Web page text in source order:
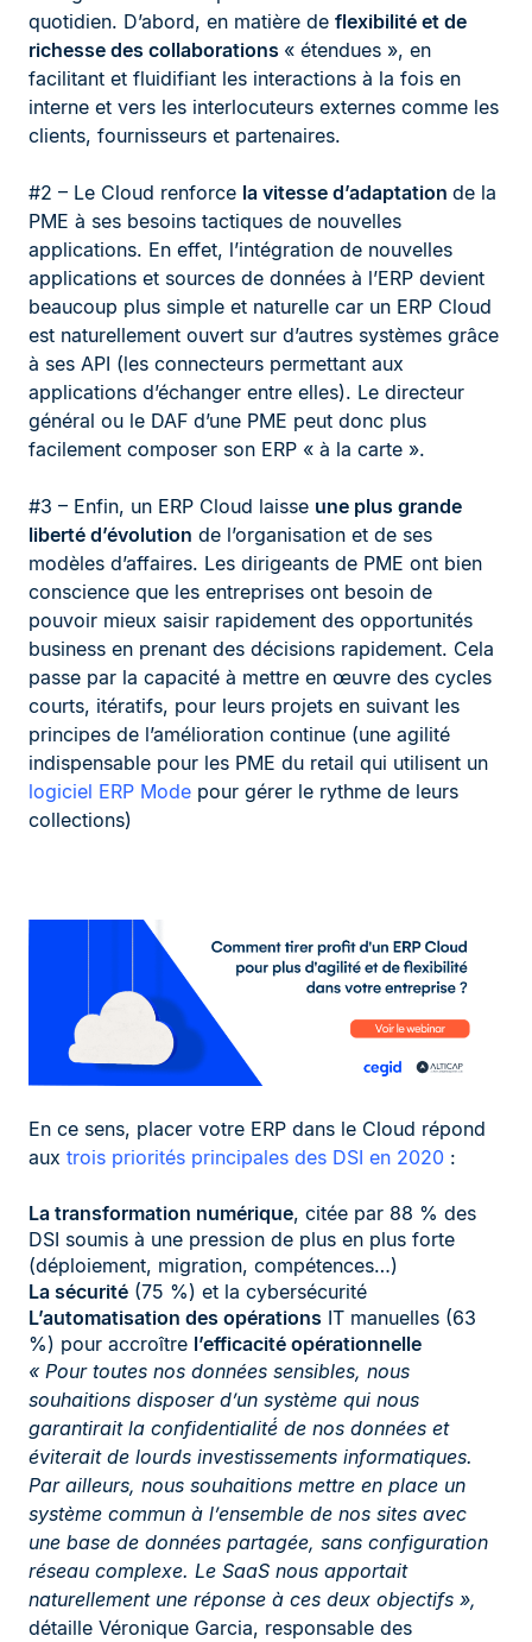
quotidien. D’abord, en matière de flexibilité et de
richesse des collaborations « étendues », en
facilitant et fluidifiant les interactions à la fois en
interne et vers les interlocuteurs externes comme les
clients, fournisseurs et partenaires.
#2 – Le Cloud renforce la vitesse d’adaptation de la
PME à ses besoins tactiques de nouvelles
applications. En effet, l’intégration de nouvelles
applications et sources de données à l’ERP devient
beaucoup plus simple et naturelle car un ERP Cloud
est naturellement ouvert sur d’autres systèmes grâce
à ses API (les connecteurs permettant aux
applications d’échanger entre elles). Le directeur
général ou le DAF d’une PME peut donc plus
facilement composer son ERP « à la carte ».
#3 – Enfin, un ERP Cloud laisse une plus grande
liberté d’évolution de l’organisation et de ses
modèles d’affaires. Les dirigeants de PME ont bien
conscience que les entreprises ont besoin de
pouvoir mieux saisir rapidement des opportunités
business en prenant des décisions rapidement. Cela
passe par la capacité à mettre en œuvre des cycles
courts, itératifs, pour leurs projets en suivant les
principes de l’amélioration continue (une agilité
indispensable pour les PME du retail qui utilisent un
logiciel ERP Mode pour gérer le rythme de leurs
collections)
En ce sens, placer votre ERP dans le Cloud répond
aux trois priorités principales des DSI en 2020 :
La transformation numérique, citée par 88 % des
DSI soumis à une pression de plus en plus forte
(déploiement, migration, compétences…)
La sécurité (75 %) et la cybersécurité
L’automatisation des opérations IT manuelles (63
%) pour accroître l’efficacité opérationnelle
« Pour toutes nos données sensibles, nous
souhaitions disposer d’un système qui nous
garantirait la confidentialité́ de nos données et
éviterait de lourds investissements informatiques.
Par ailleurs, nous souhaitions mettre en place un
système commun à l’ensemble de nos sites avec
une base de données partagée, sans configuration
réseau complexe. Le SaaS nous apportait
naturellement une réponse à ces deux objectifs »,
détaille Véronique Garcia, responsable des